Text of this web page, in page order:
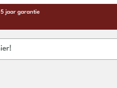
5 jaar garantie